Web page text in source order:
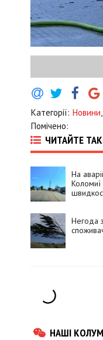
Категорії: Новини,
Помічено:
ЧИТАЙТЕ
На
Коломиї
Негода
НАШІ